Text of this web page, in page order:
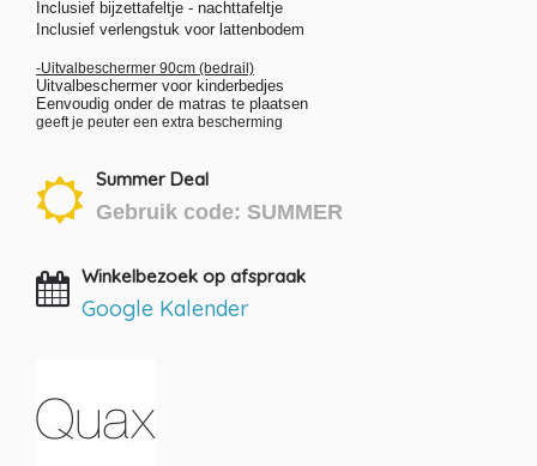
Inclusief bijzettafeltje - nachttafeltje
Inclusief verlengstuk voor lattenbodem
-Uitvalbeschermer 90cm (bedrail)
Uitvalbeschermer voor kinderbedjes
Eenvoudig onder de matras te plaatsen
geeft je peuter een extra bescherming
Summer Deal
Gebruik code: SUMMER
Winkelbezoek op afspraak
Google Kalender